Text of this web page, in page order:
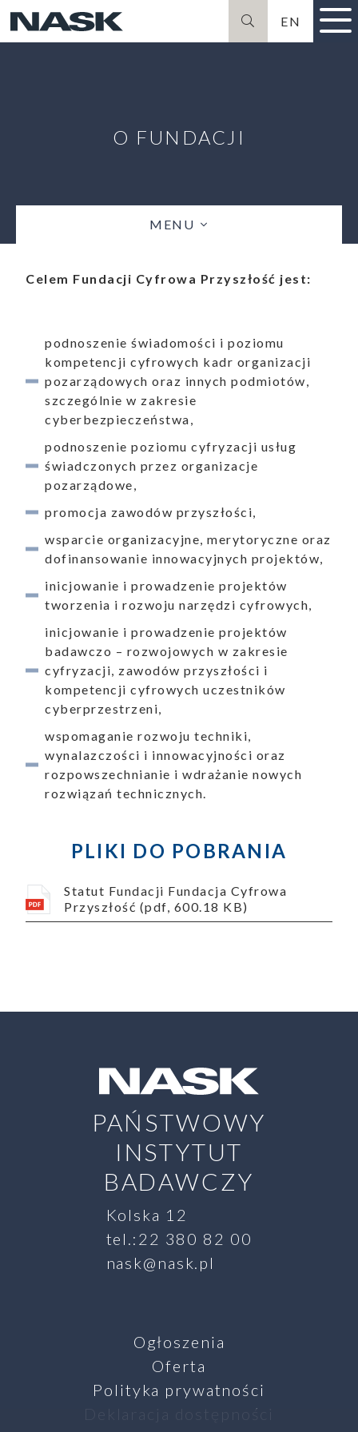
EN
O FUNDACJI
MENU
Celem Fundacji Cyfrowa Przyszłość jest:
podnoszenie świadomości i poziomu
kompetencji cyfrowych kadr organizacji
pozarządowych oraz innych podmiotów,
szczególnie w zakresie
cyberbezpieczeństwa,
podnoszenie poziomu cyfryzacji usług
świadczonych przez organizacje
pozarządowe,
promocja zawodów przyszłości,
wsparcie organizacyjne, merytoryczne oraz
dofinansowanie innowacyjnych projektów,
inicjowanie i prowadzenie projektów
tworzenia i rozwoju narzędzi cyfrowych,
inicjowanie i prowadzenie projektów
badawczo – rozwojowych w zakresie
cyfryzacji, zawodów przyszłości i
kompetencji cyfrowych uczestników
cyberprzestrzeni,
wspomaganie rozwoju techniki,
wynalazczości i innowacyjności oraz
rozpowszechnianie i wdrażanie nowych
rozwiązań technicznych.
PLIKI DO POBRANIA
Statut Fundacji Fundacja Cyfrowa
Przyszłość (pdf, 600.18 KB)
PAŃSTWOWY
INSTYTUT
BADAWCZY
Kolska 12
tel.:22 380 82 00
nask@nask.pl
Ogłoszenia
Oferta
Polityka prywatności
Deklaracja dostępności